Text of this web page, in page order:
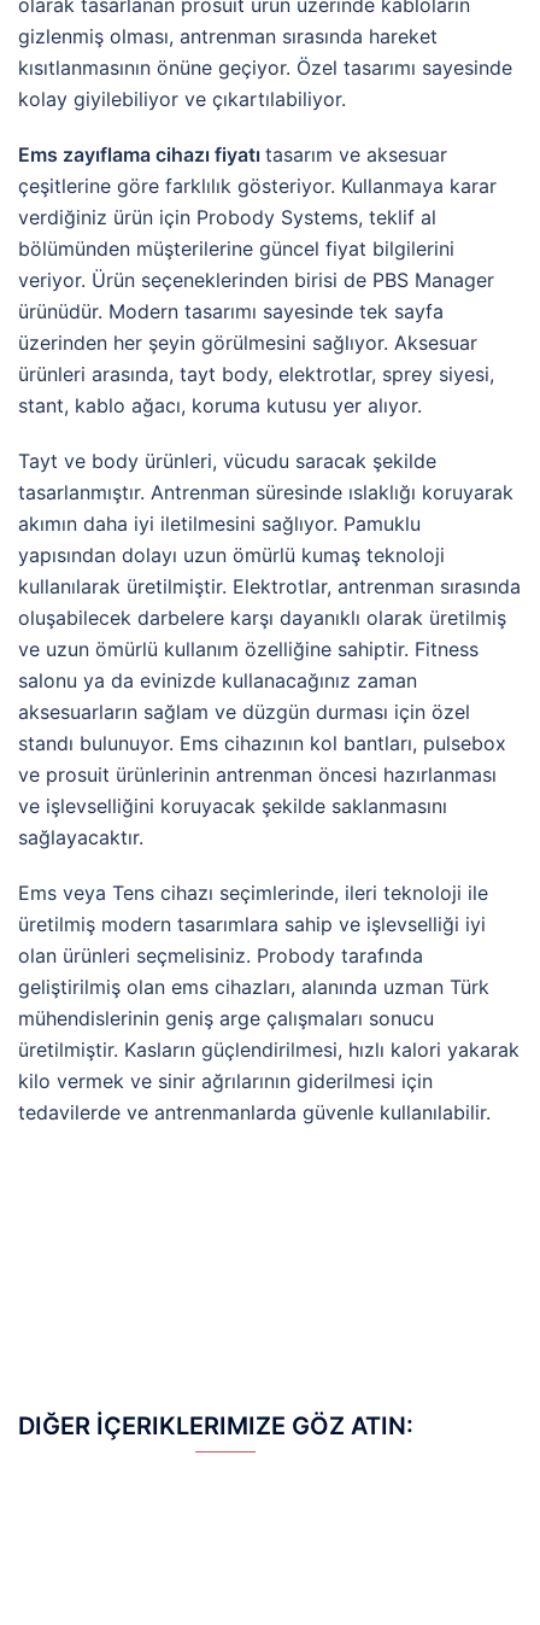
olarak tasarlanan prosuit ürün üzerinde kabloların
gizlenmiş olması, antrenman sırasında hareket
kısıtlanmasının önüne geçiyor. Özel tasarımı sayesinde
kolay giyilebiliyor ve çıkartılabiliyor.
Ems zayıflama cihazı fiyatı tasarım ve aksesuar
çeşitlerine göre farklılık gösteriyor. Kullanmaya karar
verdiğiniz ürün için Probody Systems, teklif al
bölümünden müşterilerine güncel fiyat bilgilerini
veriyor. Ürün seçeneklerinden birisi de PBS Manager
ürünüdür. Modern tasarımı sayesinde tek sayfa
üzerinden her şeyin görülmesini sağlıyor. Aksesuar
ürünleri arasında, tayt body, elektrotlar, sprey siyesi,
stant, kablo ağacı, koruma kutusu yer alıyor.
Tayt ve body ürünleri, vücudu saracak şekilde
tasarlanmıştır. Antrenman süresinde ıslaklığı koruyarak
akımın daha iyi iletilmesini sağlıyor. Pamuklu
yapısından dolayı uzun ömürlü kumaş teknoloji
kullanılarak üretilmiştir. Elektrotlar, antrenman sırasında
oluşabilecek darbelere karşı dayanıklı olarak üretilmiş
ve uzun ömürlü kullanım özelliğine sahiptir. Fitness
salonu ya da evinizde kullanacağınız zaman
aksesuarların sağlam ve düzgün durması için özel
standı bulunuyor. Ems cihazının kol bantları, pulsebox
ve prosuit ürünlerinin antrenman öncesi hazırlanması
ve işlevselliğini koruyacak şekilde saklanmasını
sağlayacaktır.
Ems veya Tens cihazı seçimlerinde, ileri teknoloji ile
üretilmiş modern tasarımlara sahip ve işlevselliği iyi
olan ürünleri seçmelisiniz. Probody tarafında
geliştirilmiş olan ems cihazları, alanında uzman Türk
mühendislerinin geniş arge çalışmaları sonucu
üretilmiştir. Kasların güçlendirilmesi, hızlı kalori yakarak
kilo vermek ve sinir ağrılarının giderilmesi için
tedavilerde ve antrenmanlarda güvenle kullanılabilir.
DIĞER İÇERIKLERIMIZE GÖZ ATIN: